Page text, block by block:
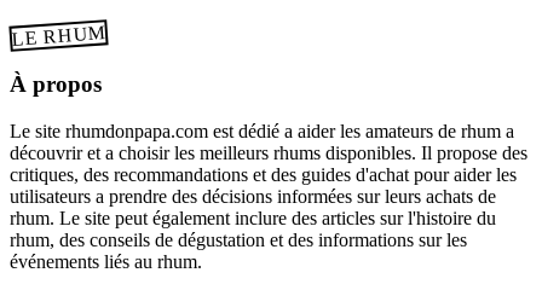
LE RHUM
À propos
Le site rhumdonpapa.com est dédié a aider les amateurs de rhum a
découvrir et a choisir les meilleurs rhums disponibles. Il propose des
critiques, des recommandations et des guides d'achat pour aider les
utilisateurs a prendre des décisions informées sur leurs achats de
rhum. Le site peut également inclure des articles sur l'histoire du
rhum, des conseils de dégustation et des informations sur les
événements liés au rhum.